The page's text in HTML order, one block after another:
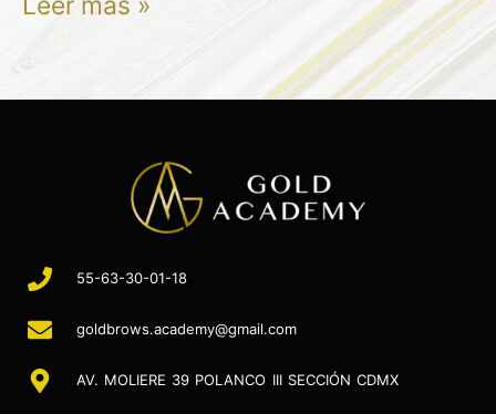
55-63-30-01-18
goldbrows.academy@gmail.com
AV. MOLIERE 39 POLANCO III SECCIÓN CDMX